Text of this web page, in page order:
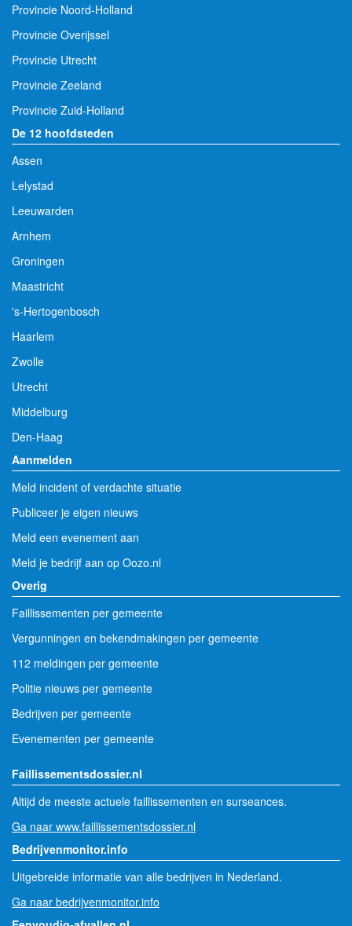
Provincie Noord-Holland
Provincie Overijssel
Provincie Utrecht
Provincie Zeeland
Provincie Zuid-Holland
De 12 hoofdsteden
Assen
Lelystad
Leeuwarden
Arnhem
Groningen
Maastricht
's-Hertogenbosch
Haarlem
Zwolle
Utrecht
Middelburg
Den-Haag
Aanmelden
Meld incident of verdachte situatie
Publiceer je eigen nieuws
Meld een evenement aan
Meld je bedrijf aan op Oozo.nl
Overig
Faillissementen per gemeente
Vergunningen en bekendmakingen per gemeente
112 meldingen per gemeente
Politie nieuws per gemeente
Bedrijven per gemeente
Evenementen per gemeente
Faillissementsdossier.nl
Altijd de meeste actuele faillissementen en surseances.
Ga naar www.faillissementsdossier.nl
Bedrijvenmonitor.info
Uitgebreide informatie van alle bedrijven in Nederland.
Ga naar bedrijvenmonitor.info